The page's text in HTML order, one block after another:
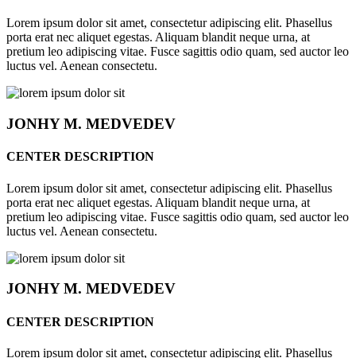
Lorem ipsum dolor sit amet, consectetur adipiscing elit. Phasellus
porta erat nec aliquet egestas. Aliquam blandit neque urna, at
pretium leo adipiscing vitae. Fusce sagittis odio quam, sed auctor leo
luctus vel. Aenean consectetu.
JONHYM. MEDVEDEV
CENTER DESCRIPTION
Lorem ipsum dolor sit amet, consectetur adipiscing elit. Phasellus
porta erat nec aliquet egestas. Aliquam blandit neque urna, at
pretium leo adipiscing vitae. Fusce sagittis odio quam, sed auctor leo
luctus vel. Aenean consectetu.
JONHYM. MEDVEDEV
CENTER DESCRIPTION
Lorem ipsum dolor sit amet, consectetur adipiscing elit. Phasellus